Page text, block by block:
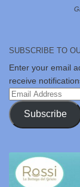
SUBSCRIBE TO
Enter your email
receive
Email
Address
Subscribe